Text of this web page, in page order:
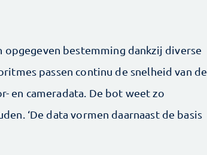
bestemming dankzij ­diverse
passen continu de snelheid van de
en cameradata. De bot weet zo
‘De data vormen daarnaast de basis